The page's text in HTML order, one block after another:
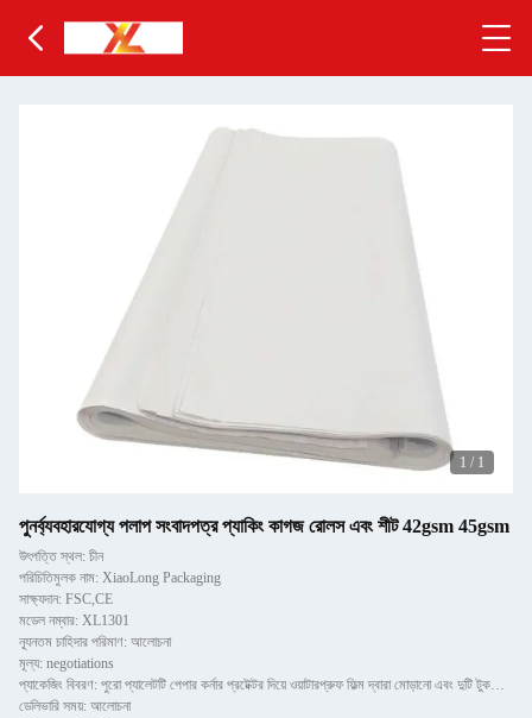
1 / 1
পুনর্ব্যবহারযোগ্য পলাপ সংবাদপত্র প্যাকিং কাগজ রোলস এবং শীট 42gsm 45gsm
উৎপত্তি স্থল: চীন
পরিচিতিমুলক নাম: XiaoLong Packaging
সাক্ষ্যদান: FSC,CE
মডেল নম্বার: XL1301
ন্যূনতম চাহিদার পরিমাণ: আলোচনা
মূল্য: negotiations
প্যাকেজিং বিবরণ: পুরো প্যালেটটি পেপার কর্নার প্রটেক্টর দিয়ে ওয়াটারপ্রুফ ফিল্ম দ্বারা মোড়ানো এবং দুটি টুকরো টিলের স
ডেলিভারি সময়: আলোচনা